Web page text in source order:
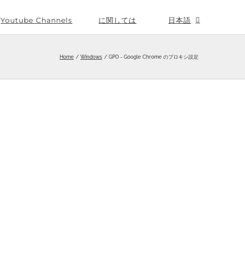
Youtube Channels に関しては 日本語
Home Windows GPO - Google Chrome のプロキシ設定